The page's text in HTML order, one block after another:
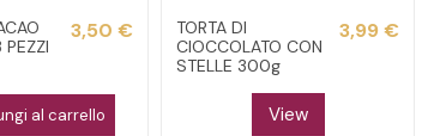
PEZZI
3,50 €
al carrello
TORTA DI
CIOCCOLATO CON
STELLE 300g
3,99 €
View